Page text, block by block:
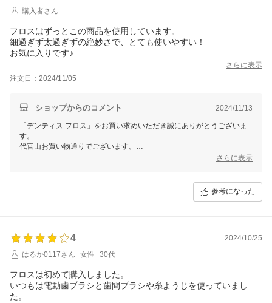
購入者さん
フロスはずっとこの商品を使用しています。
細過ぎず太過ぎずの絶妙さで、とても使いやすい！
お気に入りです♪
さらに表示
注文日：2024/11/05
ショップからのコメント 2024/11/13
「デンティス フロス」をお買い求めいただき誠にありがとうございま
す。
代官山お買い物通りでございます。
さらに表示
参考になった
4
2024/10/25
はるか0117さん
女性 30代
フロスは初めて購入しました。
いつもは電動歯ブラシと歯間ブラシや糸ようじを使っていまし
た。